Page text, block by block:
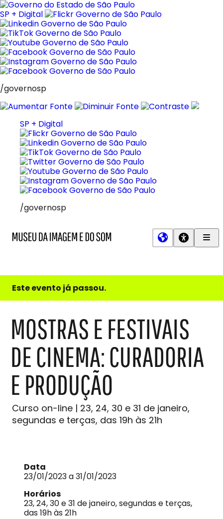
Pular
para
o
conteúdo
SP + Digital
/governosp
SP + Digital
/governosp
e
do
Este evento já passou.
MOSTRAS E FESTIVAIS
DE CINEMA: CURADORIA
E PRODUÇÃO
Curso on-line | 23, 24, 30 e 31 de janeiro,
segundas e terças, das 19h às 21h
Data
23/01/2023 a 31/01/2023
Horários
23, 24, 30 e 31 de janeiro, segundas e terças,
das 19h às 21h